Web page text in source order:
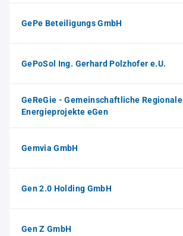
GePe Beteiligungs GmbH
GePoSol Ing. Gerhard Polzhofer e.U.
GeReGie - Gemeinschaftliche Regionale
Energieprojekte eGen
Gemvia GmbH
Gen 2.0 Holding GmbH
Gen Z GmbH